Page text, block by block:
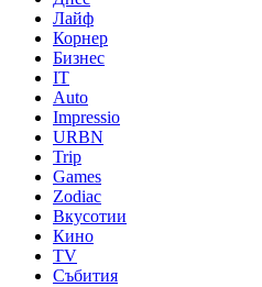
Лайф
Корнер
Бизнес
IT
Auto
Impressio
URBN
Trip
Games
Zodiac
Вкусотии
Кино
TV
Събития